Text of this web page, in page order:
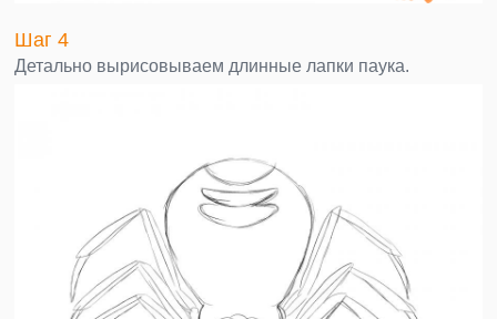
Шаг 4
Детально вырисовываем длинные лапки паука.